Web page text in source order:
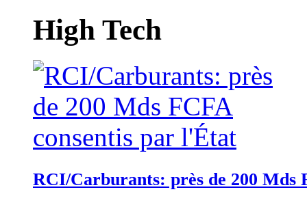
High Tech
RCI/Carburants: près de 200 Mds